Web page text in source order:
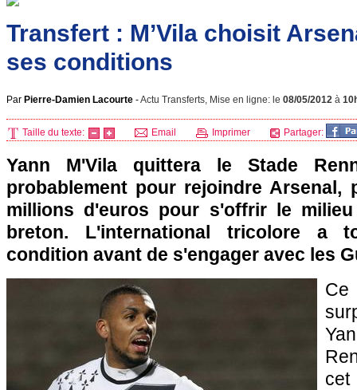
Transfert : M’Vila choisit
ses conditions
Par Pierre-Damien Lacourte -Actu Transferts, Mise en ligne: le 08/05/2012 à
Taille du texte: Email Imprimer Partager:
Yann M'Vila quittera le Stade
probablement pour rejoindre Arsenal,
millions d'euros pour s'offrir le
breton. L'international tricolore a
condition avant de s'engager avec les